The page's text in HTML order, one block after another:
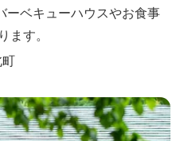
ーベキューハウスやお食事
す。